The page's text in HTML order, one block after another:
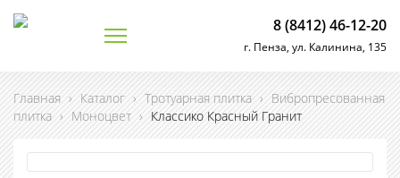
8 (8412) 46-12-20
г. Пенза, ул. Калинина, 135
Главная › Каталог › Тротуарная плитка › Вибропресованная
плитка › Моноцвет › Классико Красный Гранит